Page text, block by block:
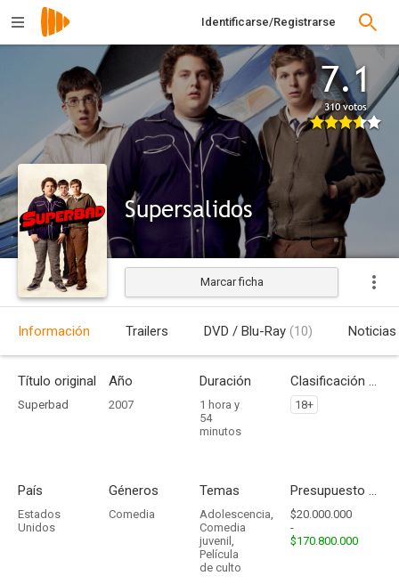
Identificarse/Registrarse
7.1
310 votos
Supersalidos
Estrenada
Marcar ficha
Información Trailers DVD / Blu-Ray (10) Noticias
Título original
Superbad
Año
2007
Duración
1 hora y
54
minutos
Clasificación por edades
18+
País
Estados
Unidos
Géneros
Comedia
Temas
Adolescencia,
Comedia
juvenil ,
Película
de culto
Presupuesto - Ingresos
$20.000.000
-
$170.800.000